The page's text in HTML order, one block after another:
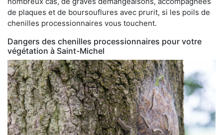
de plaques et de boursouflures avec prurit, si les poils de
chenilles processionnaires vous touchent.
Dangers des chenilles processionnaires pour votre
végétation à Saint-Michel